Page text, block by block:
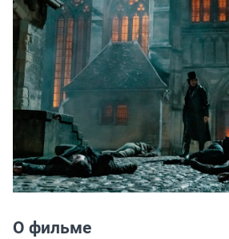
О фильме